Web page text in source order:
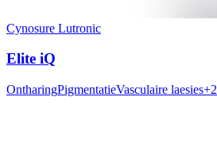
Cynosure Lutronic
Elite iQ
OntharingPigmentatieVasculaire laesies+2